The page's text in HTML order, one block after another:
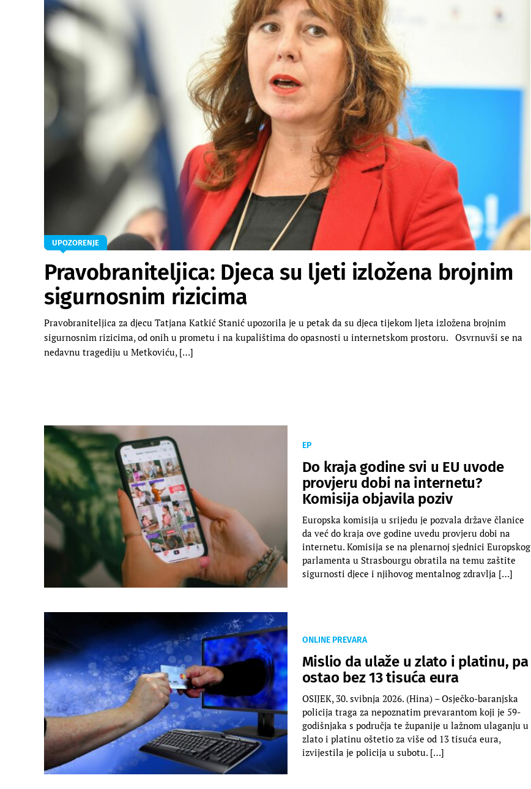
UPOZORENJE
Pravobraniteljica: Djeca su ljeti izložena brojnim
sigurnosnim rizicima
Pravobraniteljica za djecu Tatjana Katkić Stanić upozorila je u petak da su djeca tijekom ljeta izložena brojnim
sigurnosnim rizicima, od onih u prometu i na kupalištima do opasnosti u internetskom prostoru. Osvrnuvši se na
nedavnu tragediju u Metkoviću, […]
EP
Do kraja godine svi u EU uvode
provjeru dobi na internetu?
Komisija objavila poziv
Europska komisija u srijedu je pozvala države članice
da već do kraja ove godine uvedu provjeru dobi na
internetu. Komisija se na plenarnoj sjednici Europskog
parlamenta u Strasbourgu obratila na temu zaštite
sigurnosti djece i njihovog mentalnog zdravlja […]
ONLINE PREVARA
Mislio da ulaže u zlato i platinu, pa
ostao bez 13 tisuća eura
OSIJEK, 30. svibnja 2026. (Hina) – Osječko-baranjska
policija traga za nepoznatim prevarantom koji je 59-
godišnjaka s područja te županije u lažnom ulaganju u
zlato i platinu oštetio za više od 13 tisuća eura,
izvijestila je policija u subotu. […]